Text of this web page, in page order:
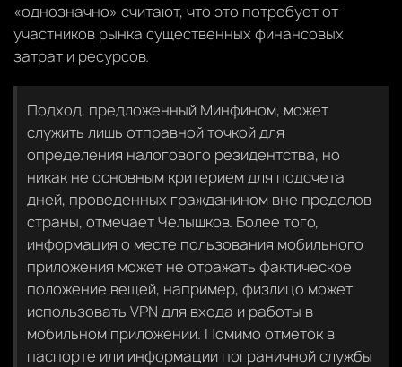
«однозначно» считают, что это потребует от
участников рынка существенных финансовых
затрат и ресурсов.
Подход, предложенный Минфином, может
служить лишь отправной точкой для
определения налогового резидентства, но
никак не основным критерием для подсчета
дней, проведенных гражданином вне пределов
страны, отмечает Челышков. Более того,
информация о месте пользования мобильного
приложения может не отражать фактическое
положение вещей, например, физлицо может
использовать VPN для входа и работы в
мобильном приложении. Помимо отметок в
паспорте или информации пограничной службы